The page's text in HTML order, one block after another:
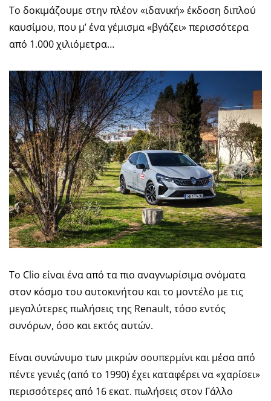
Το δοκιμάζουμε στην πλέον «ιδανική» έκδοση διπλού
καυσίμου, που μ’ ένα γέμισμα «βγάζει» περισσότερα
από 1.000 χιλιόμετρα…
Το Clio είναι ένα από τα πιο αναγνωρίσιμα ονόματα
στον κόσμο του αυτοκινήτου και το μοντέλο με τις
μεγαλύτερες πωλήσεις της Renault, τόσο εντός
συνόρων, όσο και εκτός αυτών.
Είναι συνώνυμο των μικρών σουπερμίνι και μέσα από
πέντε γενιές (από το 1990) έχει καταφέρει να «χαρίσει»
περισσότερες από 16 εκατ. πωλήσεις στον Γάλλο